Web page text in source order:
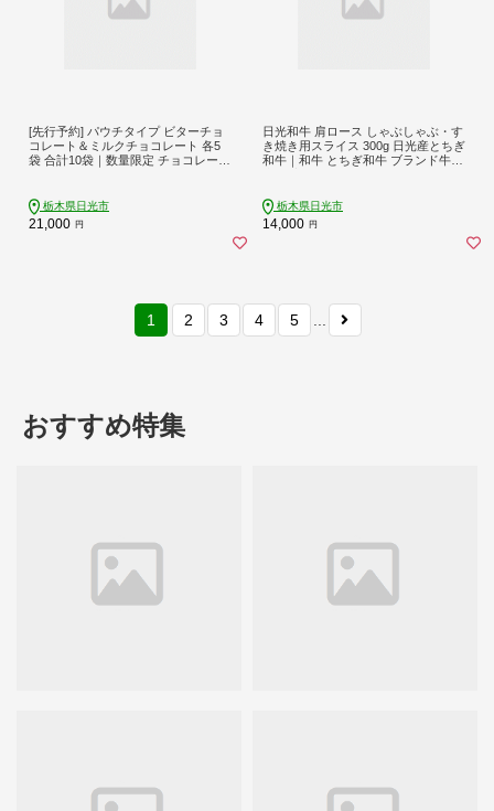
[先行予約] パウチタイプ ビターチョ
コレート＆ミルクチョコレート 各5
袋 合計10袋｜数量限定 チョコレート
美 ギフト プチギフト 日光市 [0613]
栃木県日光市
21,000 円
日光和牛 肩ロース しゃぶしゃぶ・す
き焼き用スライス 300g 日光産とちぎ
和牛｜和牛 とちぎ和牛 ブランド牛
栃木県日光市
14,000 円
1 2 3 4 5
おすすめ特集